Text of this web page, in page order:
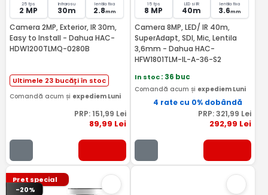
25 fps
2 MP
Infrarosu
30m
lentila fixa
2.8mm
Camera 2MP, Exterior, IR 30m,
Easy to Install - Dahua HAC-
HDW1200TLMQ-0280B
Ultimele 23 bucăți în stoc
Comandă acum și expediem Luni
PRP: 151,99 Lei
89,99 Lei
15 fps
8 MP
LED si IR
40m
lentila fixa
3.6mm
Camera 8MP, LED/ IR 40m,
SuperAdapt, SDI, Mic, Lentila
3,6mm - Dahua HAC-
HFW1801TLM-IL-A-36-S2
In stoc: 36 buc
Comandă acum și expediem Luni
4 rate cu 0% dobândă
PRP:321,99 Lei
292,99 Lei
Pret special
-20%